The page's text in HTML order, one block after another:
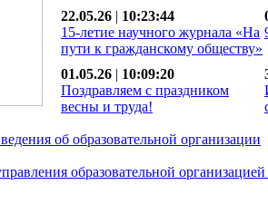
22.05.26 | 10:23:44
15-летие научного журнала «На
пути к гражданскому обществу»
01.05.26 | 10:09:20
Поздравляем с праздником
весны и труда!
об образовательной организации
образовательной организацией